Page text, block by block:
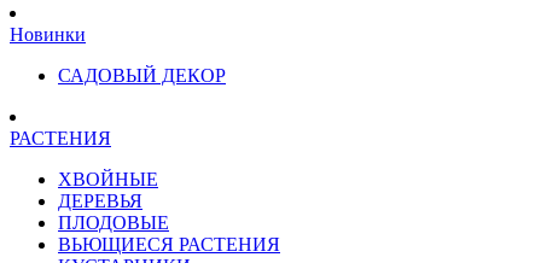
Новинки
САДОВЫЙ ДЕКОР
РАСТЕНИЯ
ХВОЙНЫЕ
ДЕРЕВЬЯ
ПЛОДОВЫЕ
ВЬЮЩИЕСЯ РАСТЕНИЯ